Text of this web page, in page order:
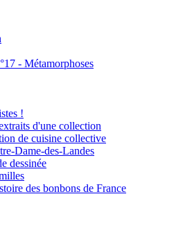
- Métamorphoses
!
d'une collection
de cuisine collective
Dame-des-Landes
dessinée
des bonbons de France